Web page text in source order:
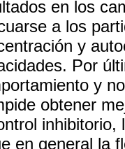
en los
a los
y
Por
y
obtener
inhibitorio,
en general la